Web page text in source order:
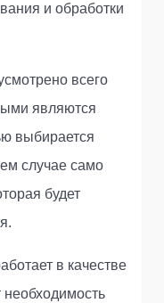
и обработки
всего
являются
выбирается
случае само
будет
в качестве
необходимость